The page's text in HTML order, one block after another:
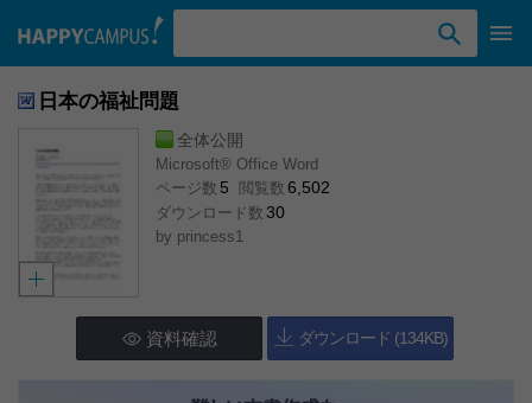
日本の福祉問題
全体公開
Microsoft® Office Word
ページ数 5 閲覧数 6,502
ダウンロード数 30
by princess1
資料確認 ダウンロード (134KB)